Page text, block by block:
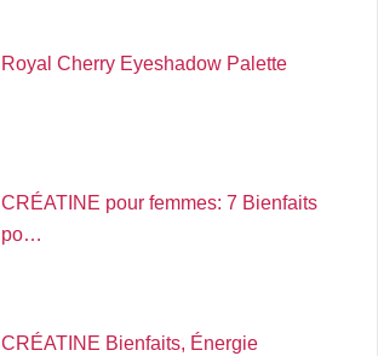
Royal Cherry Eyeshadow Palette
CRÉATINE pour femmes: 7 Bienfaits
po…
CRÉATINE Bienfaits, Énergie